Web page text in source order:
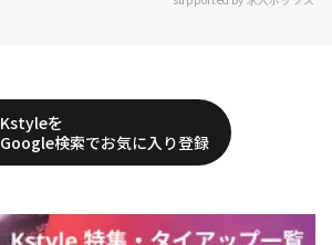
Kstyleを
Google検索でお気に入り登録